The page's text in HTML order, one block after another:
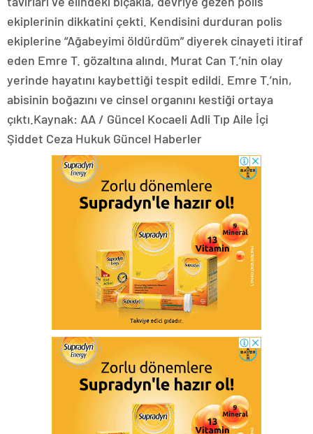
ekiplerinin dikkatini çekti. Kendisini durduran polis
ekiplerine “Ağabeyimi öldürdüm” diyerek cinayeti itiraf
eden Emre T. gözaltına alındı. Murat Can T.’nin olay
yerinde hayatını kaybettiği tespit edildi. Emre T.’nin,
abisinin boğazını ve cinsel organını kestiği ortaya
çıktı.Kaynak: AA / Güncel Kocaeli Adli Tıp Aile İçi
Şiddet Ceza Hukuk Güncel Haberler